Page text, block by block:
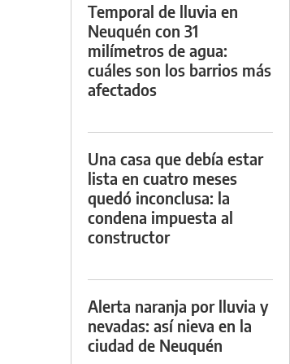
Temporal de lluvia en
Neuquén con 31
milímetros de agua:
cuáles son los barrios más
afectados
Una casa que debía estar
lista en cuatro meses
quedó inconclusa: la
condena impuesta al
constructor
Alerta naranja por lluvia y
nevadas: así nieva en la
ciudad de Neuquén